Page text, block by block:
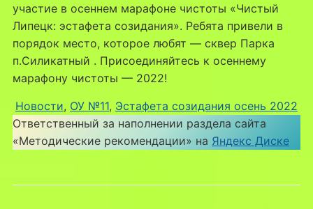
участие в осеннем марафоне чистоты «Чистый
Липецк: эстафета созидания». Ребята привели в
порядок место, которое любят — сквер Парка
п.Силикатный . Присоединяйтесь к осеннему
марафону чистоты — 2022!
Новости, ОУ №11, Эстафета созидания осень 2022
Ответственный за наполнении раздела сайта
«Методические рекомендации» на Яндекс Диске